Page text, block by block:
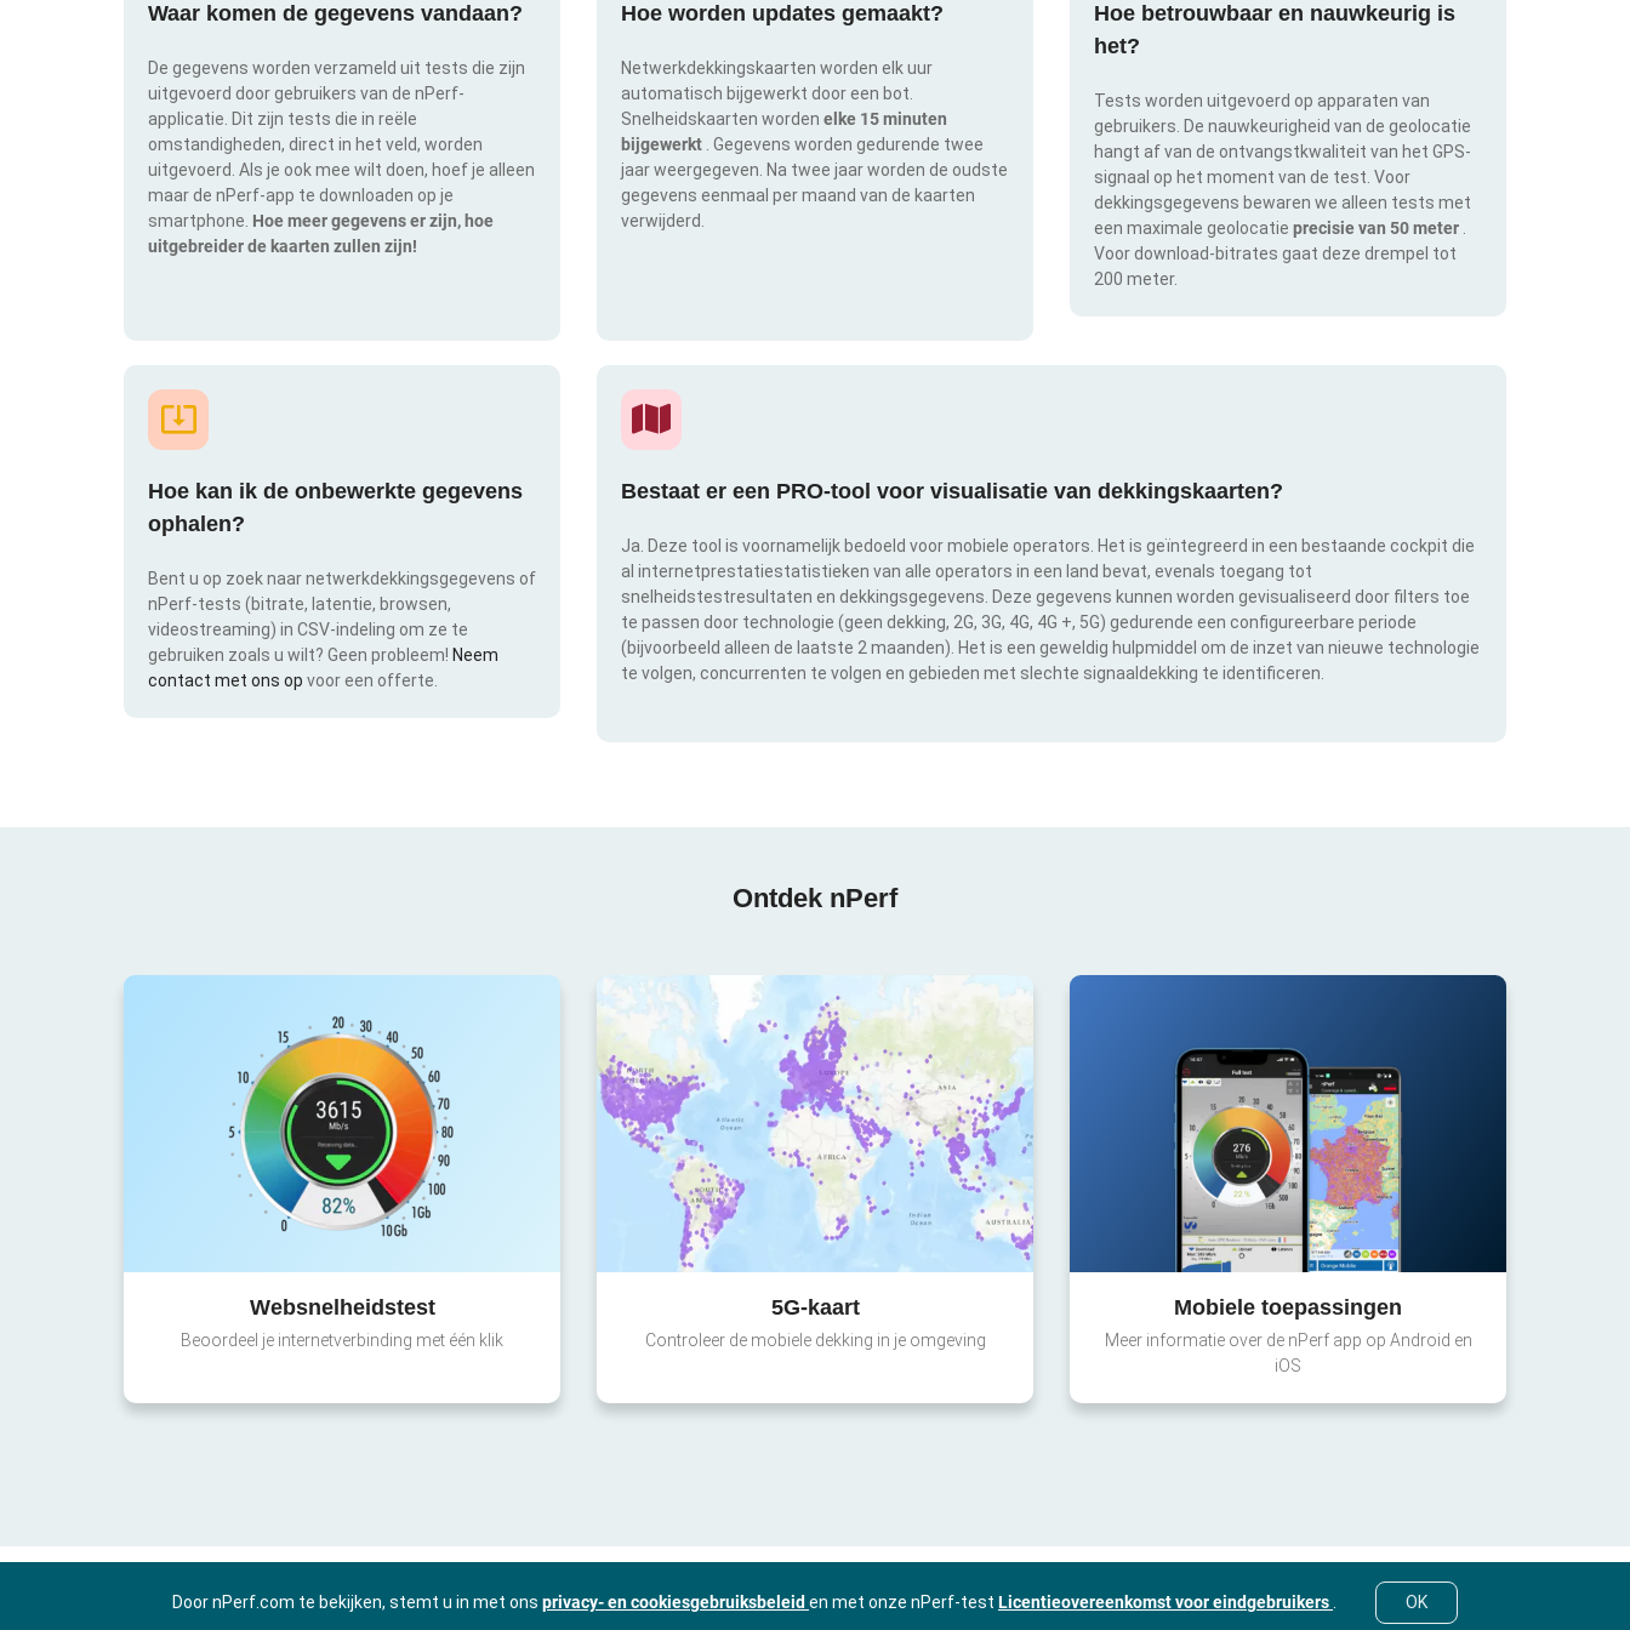
Waar komen de gegevens vandaan?
De gegevens worden verzameld uit tests die zijn
uitgevoerd door gebruikers van de nPerf-
applicatie. Dit zijn tests die in reële
omstandigheden, direct in het veld, worden
uitgevoerd. Als je ook mee wilt doen, hoef je alleen
maar de nPerf-app te downloaden op je
smartphone. Hoe meer gegevens er zijn, hoe
uitgebreider de kaarten zullen zijn!
Hoe worden updates gemaakt?
Netwerkdekkingskaarten worden elk uur
automatisch bijgewerkt door een bot.
Snelheidskaarten worden elke 15 minuten
bijgewerkt . Gegevens worden gedurende twee
jaar weergegeven. Na twee jaar worden de oudste
gegevens eenmaal per maand van de kaarten
verwijderd.
Hoe betrouwbaar en nauwkeurig is
het?
Tests worden uitgevoerd op apparaten van
gebruikers. De nauwkeurigheid van de geolocatie
hangt af van de ontvangstkwaliteit van het GPS-
signaal op het moment van de test. Voor
dekkingsgegevens bewaren we alleen tests met
een maximale geolocatie precisie van 50 meter
Voor download-bitrates gaat deze drempel tot
200 meter.
Hoe kan ik de onbewerkte gegevens
ophalen?
Bent u op zoek naar netwerkdekkingsgegevens of
nPerf-tests (bitrate, latentie, browsen,
videostreaming) in CSV-indeling om ze te
gebruiken zoals u wilt? Geen probleem! Neem
contact met ons op voor een offerte.
Bestaat er een PRO-tool voor visualisatie van dekkingskaarten?
Ja. Deze tool is voornamelijk bedoeld voor mobiele operators. Het is geïntegreerd in een bestaande cockpit die
al internetprestatiestatistieken van alle operators in een land bevat, evenals toegang tot
snelheidstestresultaten en dekkingsgegevens. Deze gegevens kunnen worden gevisualiseerd door filters toe
te passen door technologie (geen dekking, 2G, 3G, 4G, 4G +, 5G) gedurende een configureerbare periode
(bijvoorbeeld alleen de laatste 2 maanden). Het is een geweldig hulpmiddel om de inzet van nieuwe technologie
te volgen, concurrenten te volgen en gebieden met slechte signaaldekking te identificeren.
Ontdek nPerf
Websnelheidstest
Beoordeel je internetverbinding met één klik
5G-kaart
Controleer de mobiele dekking in je omgeving
Mobiele toepassingen
Meer informatie over de nPerf app op Android en
iOS
Door nPerf.com te bekijken, stemt u in met ons privacy- en cookiesgebruiksbeleid en met onze nPerf-test Licentieovereenkomst voor eindgebruikers OK